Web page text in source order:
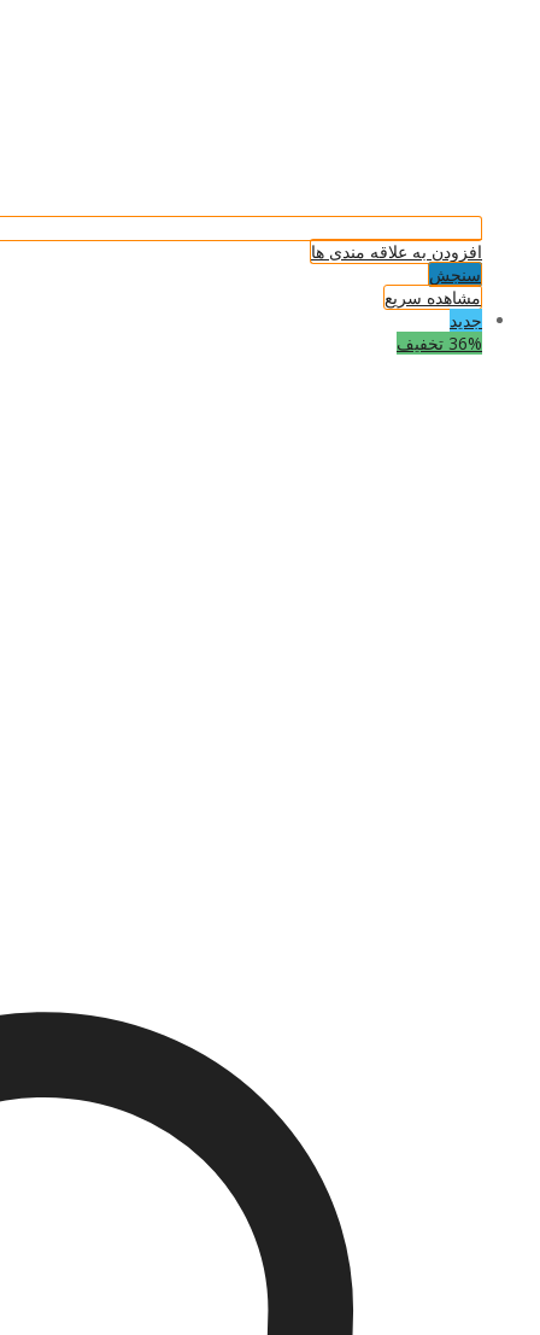
افزودن به علاقه مندی ها
سنجش
مشاهده سریع
جدید
36% تخفیف